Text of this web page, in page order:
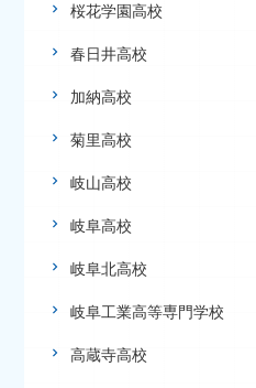
桜花学園高校
春日井高校
加納高校
菊里高校
岐山高校
岐阜高校
岐阜北高校
岐阜工業高等専門学校
高蔵寺高校